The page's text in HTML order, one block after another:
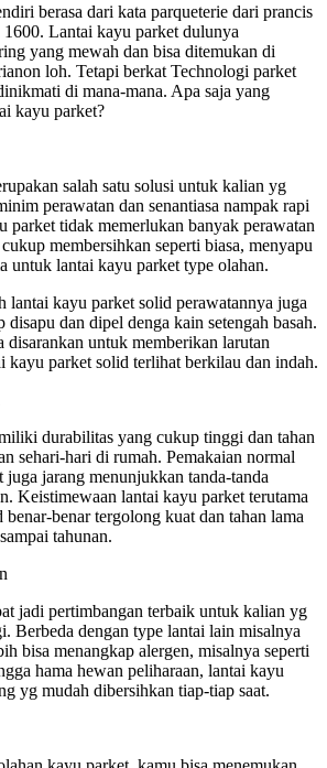
berasa dari kata parqueterie dari prancis
1600. Lantai kayu parket dulunya
yang mewah dan bisa ditemukan di
loh. Tetapi berkat Technologi parket
di mana-mana. Apa saja yang
kayu parket?
salah satu solusi untuk kalian yg
perawatan dan senantiasa nampak rapi
parket tidak memerlukan banyak perawatan
membersihkan seperti biasa, menyapu
untuk lantai kayu parket type olahan.
kayu parket solid perawatannya juga
dan dipel denga kain setengah basah.
disarankan untuk memberikan larutan
kayu parket solid terlihat berkilau dan indah.
durabilitas yang cukup tinggi dan tahan
sehari-hari di rumah. Pemakaian normal
juga jarang menunjukkan tanda-tanda
Keistimewaan lantai kayu parket terutama
benar tergolong kuat dan tahan lama
tahunan.
jadi pertimbangan terbaik untuk kalian yg
Berbeda dengan type lantai lain misalnya
bisa menangkap alergen, misalnya seperti
hama hewan peliharaan, lantai kayu
yg mudah dibersihkan tiap-tiap saat.